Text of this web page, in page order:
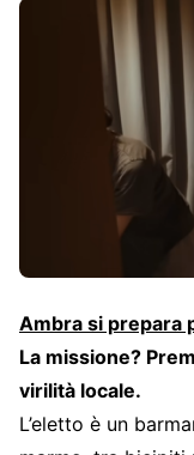
Ambra si prepara
La missione?
virilità locale.
L’eletto è un